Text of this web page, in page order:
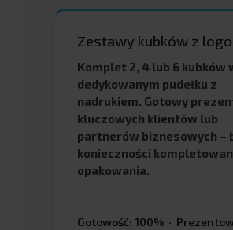
Zestawy kubków z logo
Komplet 2, 4 lub 6 kubków
dedykowanym pudełku z
nadrukiem. Gotowy
kluczowych klientów lub
partnerów biznesowych –
konieczności
opakowania.
Gotowość: 100% ·